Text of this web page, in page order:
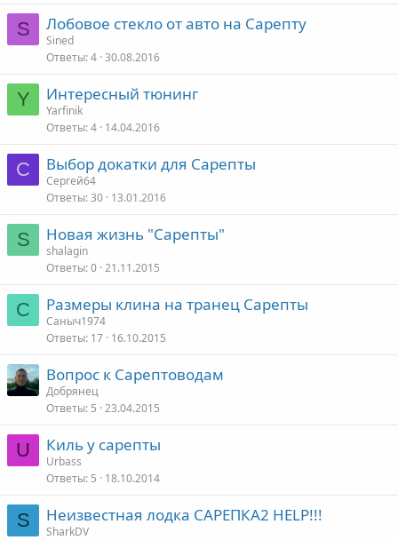
S Лобовое стекло от авто на Сарепту
Sined
Ответы 4 30.08.2016
Y Интересный тюнинг
Yarfinik
Ответы 4 14.04.2016
С Выбор докатки для Сарепты
Сергей64
Ответы 30 13.01.2016
S Новая жизнь "Сарепты"
shalagin
Ответы 0 21.11.2015
С Размеры клина на транец Сарепты
Саныч1974
Ответы 17 16.10.2015
Вопрос к Сарептоводам
Добрянец
Ответы 5 23.04.2015
U Киль у сарепты
Urbass
Ответы 5 18.10.2014
S Неизвестная лодка САРЕПКА2 HELP!!!
SharkDV